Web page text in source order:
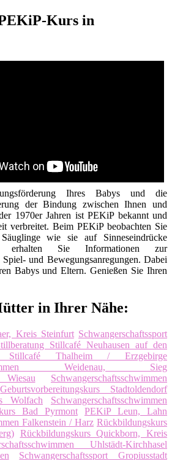
Kurs in
Ihres Babys und die
der Bindung zwischen Ihnen und
1970er Jahren ist PEKiP bekannt und
verbreitet. Beim PEKiP beobachten Sie
wie sie auf Sinneseindrücke
erhalten Sie Informationen zur
und Bewegungsanregungen. Dabei
Babys und Eltern. Genießen Sie Ihren
in Ihrer Nähe:
Kreis Steinfurt Schwangerschaftssport
Stillcafé Neuhausen auf den
Stillcafé Thalheim / Erzgebirge
Weidenau, Sieg
Wiesau
Schwangerschaftsschwimmen
Geburtsvorbereitungskurs Stadtoldendorf
Wolfach
Schwangerschaftsschwimmen
Bad Pyrmont
PEKiP Leun, Lahn
Falkenstein / Harz Rückbildungskurs
Rückbildungskurs Quickborn, Kreis
Uhlstädt-Kirchhasel
Schwangerschaftssport Gropiusstadt